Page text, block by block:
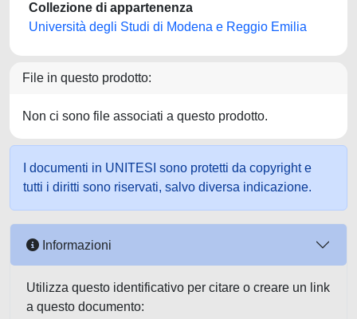
Collezione di appartenenza
Università degli Studi di Modena e Reggio Emilia
File in questo prodotto:
Non ci sono file associati a questo prodotto.
I documenti in UNITESI sono protetti da copyright e
tutti i diritti sono riservati, salvo diversa indicazione.
Informazioni
Utilizza questo identificativo per citare o creare un link
a questo documento: